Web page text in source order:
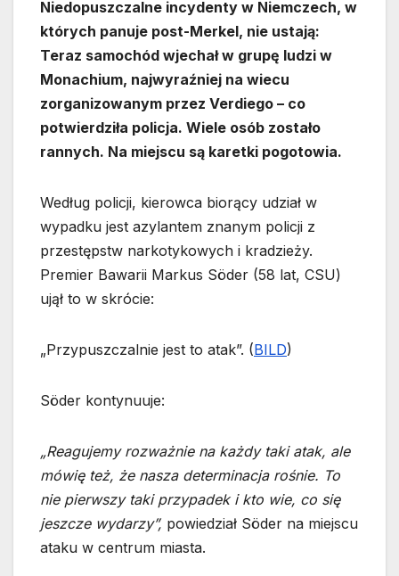
Niedopuszczalne incydenty w Niemczech, w
których panuje post-Merkel, nie ustają:
Teraz samochód wjechał w grupę ludzi w
Monachium, najwyraźniej na wiecu
zorganizowanym przez Verdiego – co
potwierdziła policja. Wiele osób zostało
rannych. Na miejscu są karetki pogotowia.
Według policji, kierowca biorący udział w
wypadku jest azylantem znanym policji z
przestępstw narkotykowych i kradzieży.
Premier Bawarii Markus Söder (58 lat, CSU)
ujął to w skrócie:
„Przypuszczalnie jest to atak”. (BILD)
Söder kontynuuje:
„Reagujemy rozważnie na każdy taki atak, ale
mówię też, że nasza determinacja rośnie. To
nie pierwszy taki przypadek i kto wie, co się
jeszcze wydarzy”, powiedział Söder na miejscu
ataku w centrum miasta.